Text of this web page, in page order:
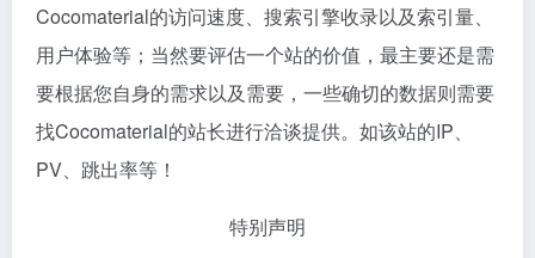
Cocomaterial的访问速度、搜索引擎收录以及索引量、
用户体验等；当然要评估一个站的价值，最主要还是需
要根据您自身的需求以及需要，一些确切的数据则需要
找Cocomaterial的站长进行洽谈提供。如该站的IP、
PV、跳出率等！
特别声明